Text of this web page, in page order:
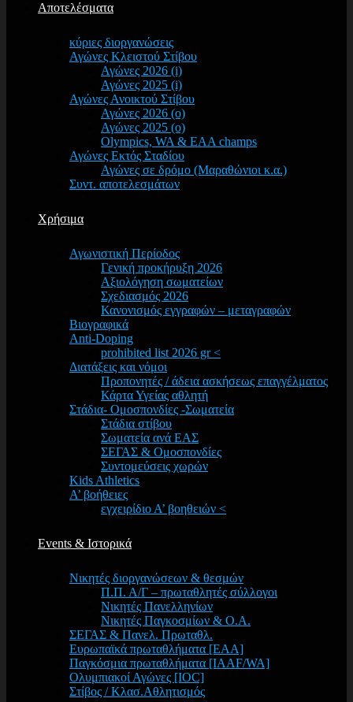
Αποτελέσματα
κύριες διοργανώσεις
Αγώνες Κλειστού Στίβου
Αγώνες 2026 (i)
Αγώνες 2025 (i)
Αγώνες Ανοικτού Στίβου
Αγώνες 2026 (o)
Αγώνες 2025 (o)
Olympics, WA & EAA champs
Αγώνες Εκτός Σταδίου
Αγώνες σε δρόμο (Μαραθώνιοι κ.α.)
Συντ. αποτελεσμάτων
Χρήσιμα
Αγωνιστική Περίοδος
Γενική προκήρυξη 2026
Αξιολόγηση σωματείων
Σχεδιασμός 2026
Κανονισμός εγγραφών – μεταγραφών
Βιογραφικά
Anti-Doping
prohibited list 2026 gr <
Διατάξεις και νόμοι
Προπονητές / άδεια ασκήσεως επαγγέλματος
Κάρτα Υγείας αθλητή
Στάδια- Ομοσπονδίες -Σωματεία
Στάδια στίβου
Σωματεία ανά ΕΑΣ
ΣΕΓΑΣ & Ομοσπονδίες
Συντομεύσεις χωρών
Kids Athletics
Α’ βοήθειες
εγχειρίδιο Α’ βοηθειών <
Events & Ιστορικά
Νικητές διοργανώσεων & θεσμών
Π.Π. Α/Γ – πρωταθλητές σύλλογοι
Νικητές Πανελληνίων
Νικητές Παγκοσμίων & Ο.Α.
ΣΕΓΑΣ & Πανελ. Πρωταθλ.
Ευρωπαϊκά πρωταθλήματα [EAA]
Παγκόσμια πρωταθλήματα [IAAF/WA]
Ολυμπιακοί Αγώνες [IOC]
Στίβος / Κλασ.Αθλητισμός